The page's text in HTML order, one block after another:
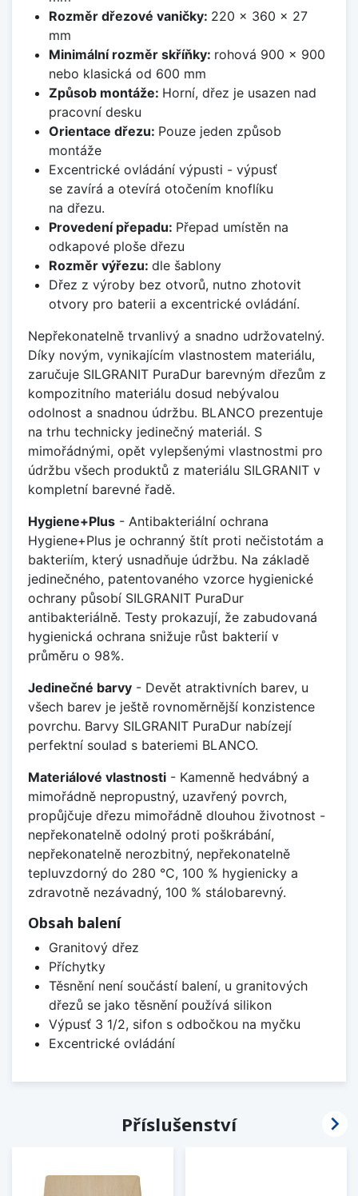
Rozměr dřezové vaničky: 220 x 360 x 27
mm
Minimální rozměr skříňky: rohová 900 x 900
nebo klasická od 600 mm
Způsob montáže: Horní, dřez je usazen nad
pracovní desku
Orientace dřezu: Pouze jeden způsob
montáže
Excentrické ovládání výpusti - výpusť
se zavírá a otevírá otočením knoflíku
na dřezu.
Provedení přepadu: Přepad umístěn na
odkapové ploše dřezu
Rozměr výřezu: dle šablony
Dřez z výroby bez otvorů, nutno zhotovit
otvory pro baterii a excentrické ovládání.
Nepřekonatelně trvanlivý a snadno udržovatelný.
Díky novým, vynikajícím vlastnostem materiálu,
zaručuje SILGRANIT PuraDur barevným dřezům z
kompozitního materiálu dosud nebývalou
odolnost a snadnou údržbu. BLANCO prezentuje
na trhu technicky jedinečný materiál. S
mimořádnými, opět vylepšenými vlastnostmi pro
údržbu všech produktů z materiálu SILGRANIT v
kompletní barevné řadě.
Hygiene+Plus - Antibakteriální ochrana
Hygiene+Plus je ochranný štít proti nečistotám a
bakteriím, který usnadňuje údržbu. Na základě
jedinečného, patentovaného vzorce hygienické
ochrany působí SILGRANIT PuraDur
antibakteriálně. Testy prokazují, že zabudovaná
hygienická ochrana snižuje růst bakterií v
průměru o 98%.
Jedinečné barvy - Devět atraktivních barev, u
všech barev je ještě rovnoměrnější konzistence
povrchu. Barvy SILGRANIT PuraDur nabízejí
perfektní soulad s bateriemi BLANCO.
Materiálové vlastnosti - Kamenně hedvábný a
mimořádně nepropustný, uzavřený povrch,
propůjčuje dřezu mimořádně dlouhou životnost -
nepřekonatelně odolný proti poškrábání,
nepřekonatelně nerozbitný, nepřekonatelně
tepluvzdorný do 280 °C, 100 % hygienicky a
zdravotně nezávadný, 100 % stálobarevný.
Obsah balení
Granitový dřez
Příchytky
Těsnění není součástí balení, u granitových
dřezů se jako těsnění používá silikon
Výpusť 3 1/2, sifon s odbočkou na myčku
Excentrické ovládání
Příslušenství 